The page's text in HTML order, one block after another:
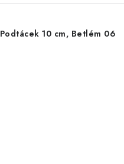
Podtácek 10 cm, Betlém 06